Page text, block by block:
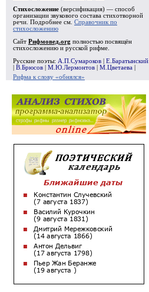
Стихосложение (версификация) — способ
организации звукового состава стихотворной
речи. Подробнее см. Справочник по
стихосложению
Сайт Рифмовед.org полностью посвящён
стихосложению и русской рифме.
Русские поэты: А.П.Сумароков
Е.Баратынский
В.Брюсов М.Ю.Лермонтов М.Цветаева
Рифма к слову «обнялся»